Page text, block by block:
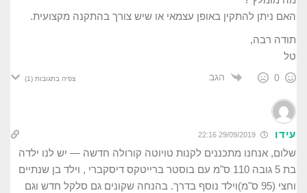
האם ניתן להתקין באופן עצמאי או שיש צורך בהתקנה מקצועית.
תודה רבה,
טל
0 הגב צפיה בתגובות (1)
עידו
שלום, אנחנו מתכננים לקנות טויוטה קורולה חדשה — יש לנו ילדה
בת 5 גובה 110 ס"מ עם בוסטר ברייטקס דיסקברי , וילד בן שנתיים
וחצי (95 ס"מ)וילד נוסף בדרך. בהנחה שקונים גם סלקל חדש וגם